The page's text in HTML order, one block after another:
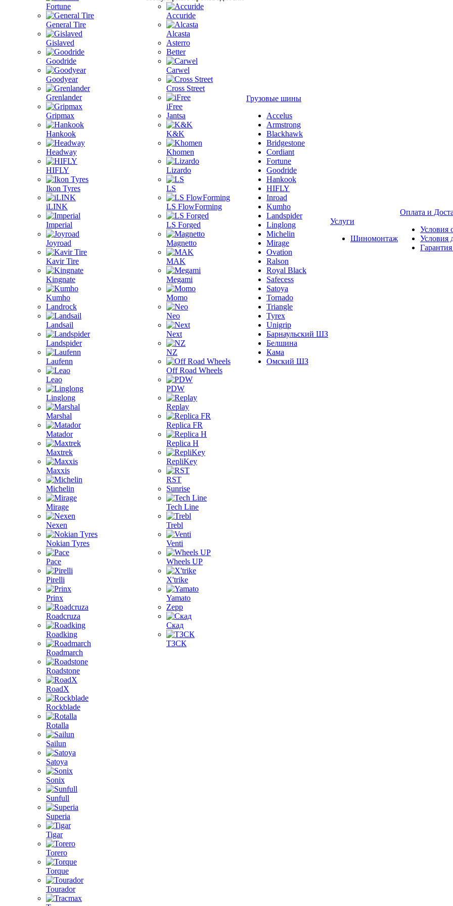
Fortune
General Tire
Gislaved
Goodride
Goodyear
Grenlander
Gripmax
Hankook
Headway
HIFLY
Ikon Tyres
iLINK
Imperial
Joyroad
Kavir Tire
Kingnate
Kumho
Landrock
Landsail
Landspider
Laufenn
Leao
Linglong
Marshal
Matador
Maxtrek
Maxxis
Michelin
Mirage
Nexen
Nokian Tyres
Pace
Pirelli
Prinx
Roadcruza
Roadking
Roadmarch
Roadstone
RoadX
Rockblade
Rotalla
Sailun
Satoya
Sonix
Sunfull
Superia
Tigar
Torero
Torque
Tourador
Accuride
Alcasta
Asterro
Better
Carwel
Cross Street
iFree
Jantsa
K&K
Khomen
Lizardo
LS
LS FlowForming
LS Forged
Magnetto
MAK
Megami
Momo
Neo
Next
NZ
Off Road Wheels
PDW
Replay
Replica FR
Replica H
RepliKey
RST
Sunrise
Tech Line
Trebl
Venti
Wheels UP
X'trike
Yamato
Zepp
Скад
ТЗСК
Грузовые шины
Accelus
Armstrong
Blackhawk
Bridgestone
Cordiant
Fortune
Goodride
Hankook
HIFLY
Inroad
Kumho
Landspider
Linglong
Michelin
Mirage
Ovation
Ralson
Royal Black
Safecess
Satoya
Tornado
Triangle
Tyrex
Unigrip
Барнаульский ШЗ
Белшина
Кама
Омский ШЗ
Услуги
Шиномонтаж
Оплата и
Условия
Условия